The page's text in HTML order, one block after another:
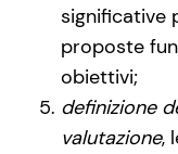
significative
proposte
obiettivi;
definizione
valutazione,